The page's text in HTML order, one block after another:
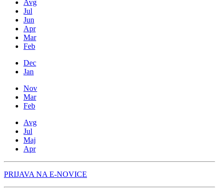
Avg
Jul
Jun
Apr
Mar
Feb
Dec
Jan
Nov
Mar
Feb
Avg
Jul
Maj
Apr
PRIJAVA NA E-NOVICE